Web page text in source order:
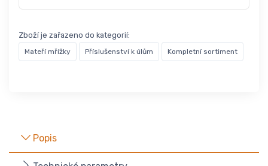
Zboží je zařazeno do kategorií:
Mateří mřížky Příslušenství k úlům Kompletní sortiment
Popis